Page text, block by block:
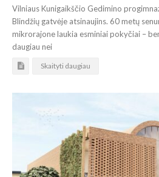
Vilniaus Kunigaikščio Gedimino
Blindžių gatvėje atsinaujins. 60 metų
mikrorajone laukia esminiai pokyčiai –
daugiau nei
Skaityti daugiau